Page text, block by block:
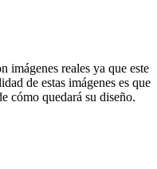
imágenes reales ya que este
de estas imágenes es que
cómo quedará su diseño.